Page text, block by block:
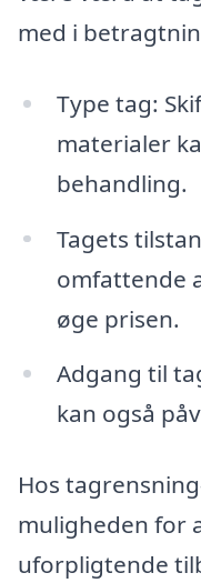
med i
Type tag:
materialer
behandling.
Tagets
omfattende
øge prisen.
Adgang til
kan også
Hos
muligheden for
uforpligtende